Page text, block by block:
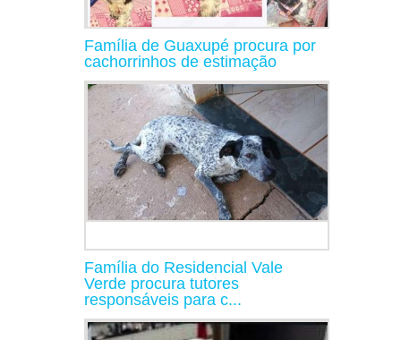
Família de Guaxupé procura por
cachorrinhos de estimação
Família do Residencial Vale
Verde procura tutores
responsáveis para c...